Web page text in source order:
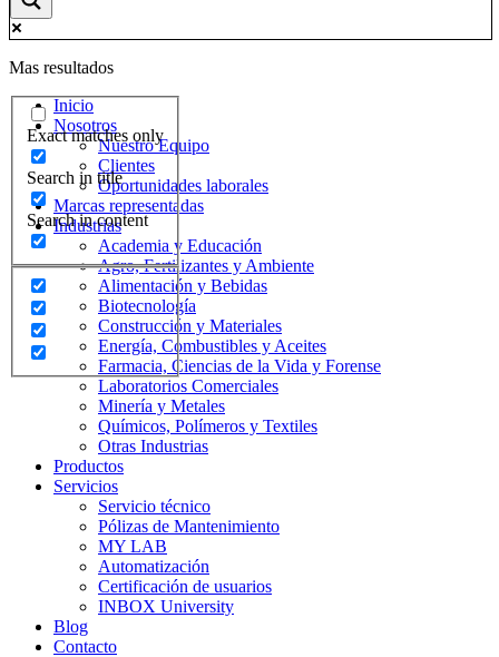
Mas resultados
Exact matches only
Search in title
Search in content
Inicio
Nosotros
Nuestro Equipo
Clientes
Oportunidades laborales
Marcas representadas
Industrias
Academia y Educación
Agro, Fertilizantes y Ambiente
Alimentación y Bebidas
Biotecnología
Construcción y Materiales
Energía, Combustibles y Aceites
Farmacia, Ciencias de la Vida y Forense
Laboratorios Comerciales
Minería y Metales
Químicos, Polímeros y Textiles
Otras Industrias
Productos
Servicios
Servicio técnico
Pólizas de Mantenimiento
MY LAB
Automatización
Certificación de usuarios
INBOX University
Blog
Contacto